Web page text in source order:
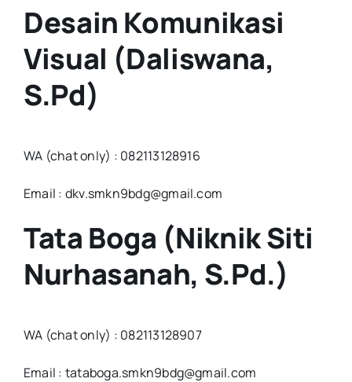
Desain Komunikasi
Visual (Daliswana,
S.Pd)
WA (chat only) : 082113128916
Email : dkv.smkn9bdg@gmail.com
Tata Boga (Niknik Siti
Nurhasanah, S.Pd.)
WA (chat only) : 082113128907
Email : tataboga.smkn9bdg@gmail.com